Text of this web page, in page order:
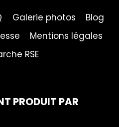
Galerie photos
Blog
Mentions légales
RSE
PRODUIT PAR